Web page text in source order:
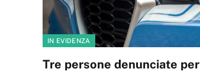
IN EVIDENZA
Tre persone denunciate per